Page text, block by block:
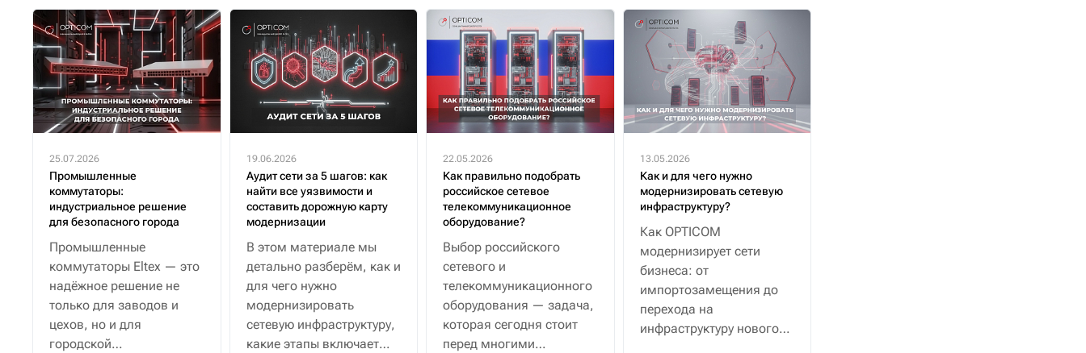
25.07.2026
Промышленные
коммутаторы:
индустриальное решение
для безопасного города
Промышленные
коммутаторы Eltex — это
надёжное решение не
только для заводов и
цехов, но и для
городской
19.06.2026
Аудит сети за 5 шагов: как
найти все уязвимости и
составить дорожную карту
модернизации
В этом материале мы
детально разберём, как и
для чего нужно
модернизировать
сетевую инфраструктуру,
какие этапы включает
22.05.2026
Как правильно подобрать
российское сетевое
телекоммуникационное
оборудование?
Выбор российского
сетевого и
телекоммуникационного
оборудования — задача,
которая сегодня стоит
перед многими
13.05.2026
Как и для чего нужно
модернизировать сетевую
инфраструктуру?
Как OPTICOM
модернизирует сети
бизнеса: от
импортозамещения до
перехода на
инфраструктуру нового